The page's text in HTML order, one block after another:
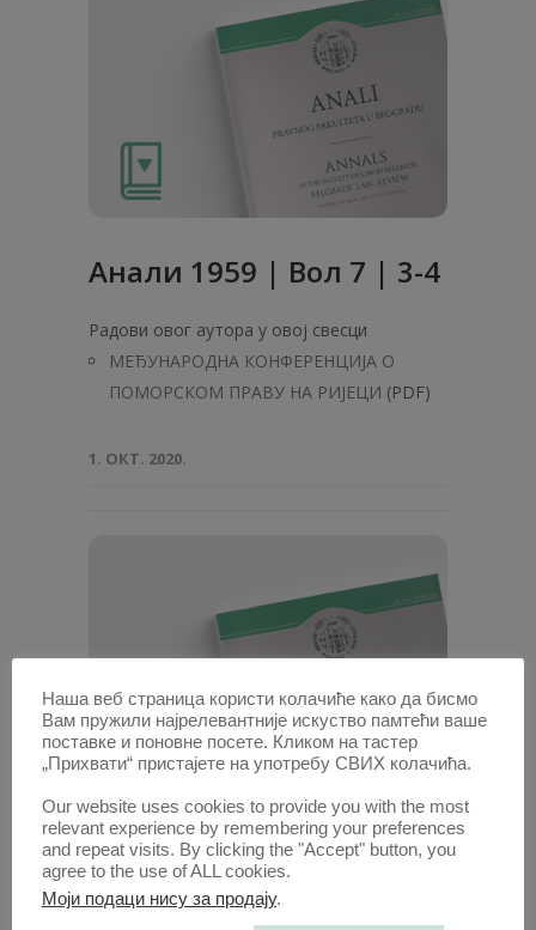
Анaли 1959 | Вол 7 | 3-4
Радови овог аутора у овој свесци
МЕЂУНАРОДНА КОНФЕРЕНЦИJA О
ПОМОРСКОМ ПРАВУ НА РИЈЕЦИ (PDF)
1. ОКТ. 2020.
Анaли 1958 | Вол 6 | 2
Радови овог аутора у овој свесци
Наша веб страница користи колачиће како да бисмо
Вам пружили најрелевантније искуство памтећи ваше
поставке и поновне посете. Кликом на тастер
„Прихвати“ пристајете на употребу СВИХ колачића.
Our website uses cookies to provide you with the most
relevant experience by remembering your preferences
and repeat visits. By clicking the "Accept" button, you
agree to the use of ALL cookies.
Моји подаци нису за продају.